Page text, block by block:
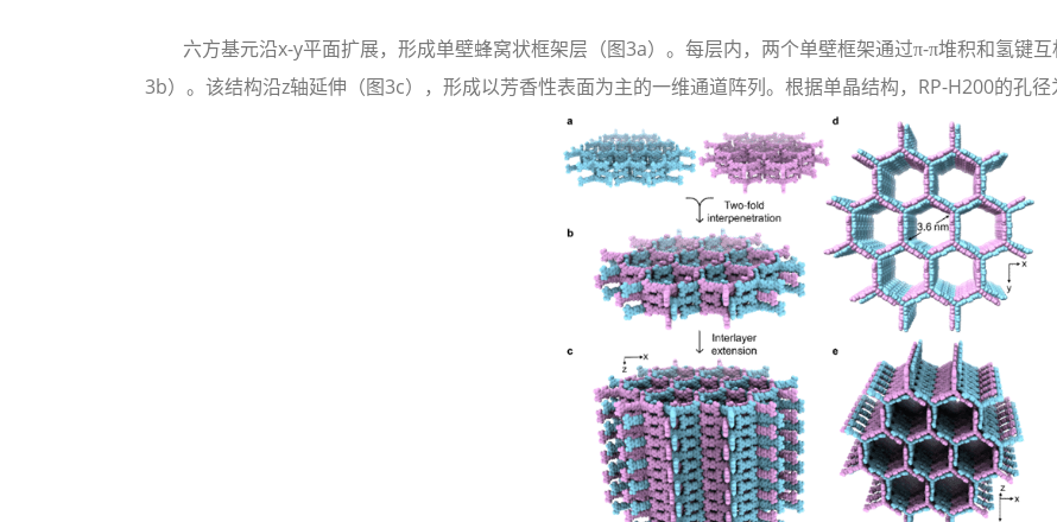
六方基元沿x-y平面扩展，形成单壁蜂窝状框架层（图3a）。每层内，两个单壁框架通过π-π堆积和氢键
3b）。该结构沿z轴延伸（图3c），形成以芳香性表面为主的一维通道阵列。根据单晶结构，RP-H200的孔径